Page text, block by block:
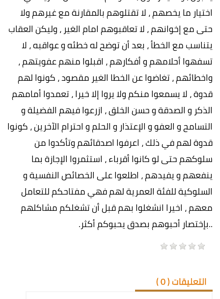
اختيار ما يخصهم ، لا تقتلوهم بالمقارنة مع غيرهم ولا
حتى مع إخوانهم ، لا تعاقبوهم امام الغير ، وليكن العقاب
يتناسب مع الخطأ ، بعد أن توضح له خطئه و عواقبه ، لا
تسفهوا أحلامهم و أفكارهم ، اقبلوا منهم عفويتهم ،
واخطائهم ، تغاضوا عن الخطا الغير مقصود ، كونوا لهم
قدوة ، لا يسمعوا منكم ولا يروا إلا خيرا ، تعمدوا أمامهم
الذكر و الصدقة و حسن الخلق ، ازرعوا فيهم الفضيلة و
التسامح و العفو و الإعتذار و الحلم و احترام الآخرين ، كونوا
قدوة لهم في ذلك ، اعرفوا اصدقائهم وتأكدوا من
سلوكهم حتى لو كانوا أقرباء ، استثمروا الإجازة بما
ينفعهم و يفيدهم ، اطلعوا على الخصائص النفسية و
السلوكية للفئة العمرية لهم فهي مفتاحكم للتعامل
معهم ، اخيرا انشغلوا بهم قبل أن تشغلكم مشاكلهم
..بإختصار أحبوهم بصدق يحبوكم أكثر.
التعليقات (0
)